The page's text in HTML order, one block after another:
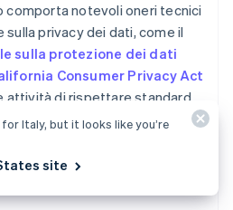
comporta notevoli oneri tecnici
sulla privacy dei dati, come il
sulla protezione dei dati
Consumer Privacy Act
attività di rispettare standard
può comportare multe
della sicurezza può
e indurli a cercare
Italy, but it looks like you’re
site